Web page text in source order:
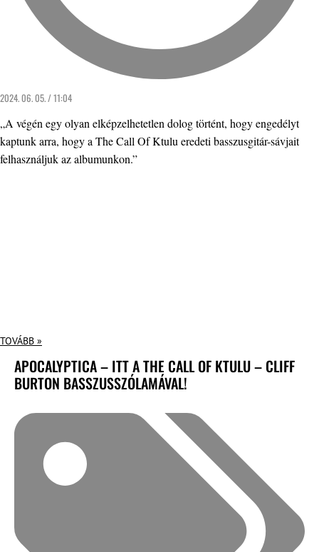
2024. 06. 05. / 11:04
„A végén egy olyan elképzelhetetlen dolog történt, hogy engedélyt
kaptunk arra, hogy a The Call Of Ktulu eredeti basszusgitár-sávjait
felhasználjuk az albumunkon.”
TOVÁBB »
APOCALYPTICA – ITT A THE CALL OF KTULU – CLIFF
BURTON BASSZUSSZÓLAMÁVAL!